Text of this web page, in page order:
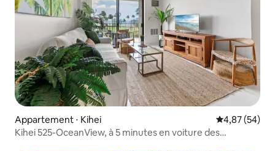
Appartement ⋅ Kihei Évaluation
4,87 (54)
Kihei 525-OceanView, à 5 minutes en voiture des